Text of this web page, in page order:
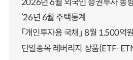
‘26년 6월 주택통계
「개인투자용 국채」 8월 1,500억